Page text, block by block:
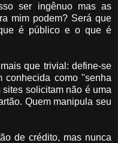
ser ingênuo mas as
mim podem? Será que
é público e o que é
que trivial: define-se
conhecida como "senha
solicitam não é uma
Quem manipula seu
de crédito, mas nunca